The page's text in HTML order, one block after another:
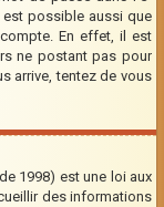
possible aussi que
En effet, il est
ne postant pas pour
arrive, tentez de vous
1998) est une loi aux
des informations